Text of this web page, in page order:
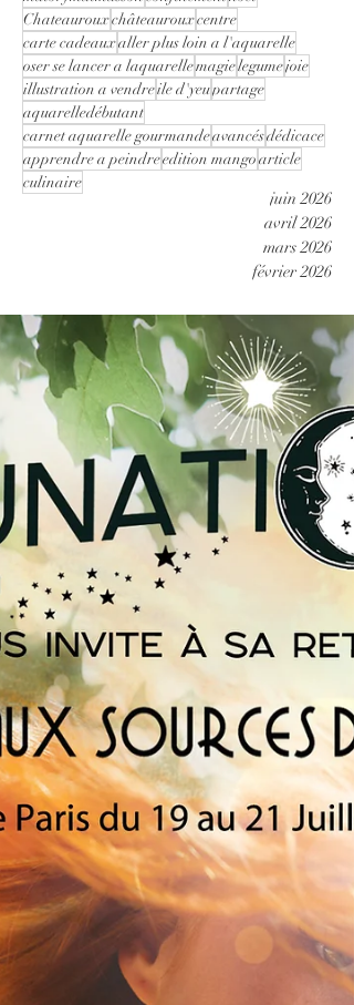
juin 2026
avril 2026
mars 2026
février 2026
Chateaurouxchâteaurouxcentre
carte cadeauxaller plus loin a l'aquarelle
oser se lancer a laquarellemagielegumejoie
illustration a vendreile d'yeupartage
aquarelledébutant
carnet aquarelle gourmandeavancésdédicace
apprendre a peindreedition mangoarticle
culinaire